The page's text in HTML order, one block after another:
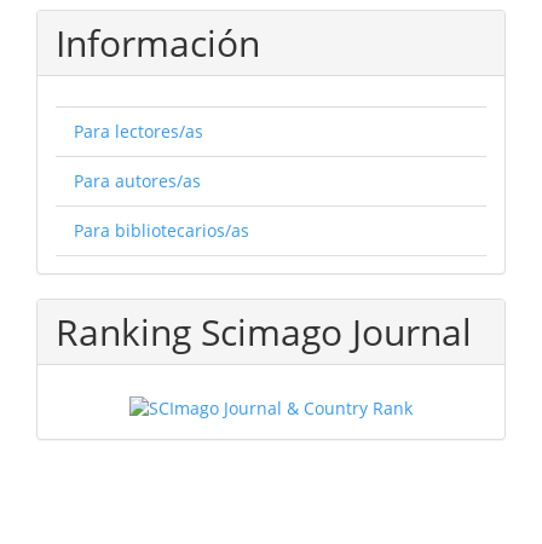
Información
Para lectores/as
Para autores/as
Para bibliotecarios/as
Ranking Scimago Journal